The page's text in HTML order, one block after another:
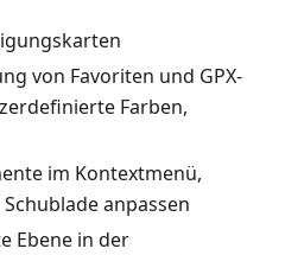
von Favoriten und GPX-
Farben,
im Kontextmenü,
anpassen
Ebene in der